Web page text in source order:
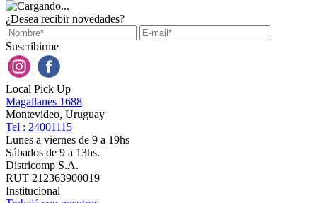
¿Desea recibir novedades?
Suscribirme
Local Pick Up
Magallanes 1688
Montevideo, Uruguay
Tel : 24001115
Lunes a viernes de 9 a 19hs
Sábados de 9 a 13hs.
Districomp S.A.
RUT 212363900019
Institucional